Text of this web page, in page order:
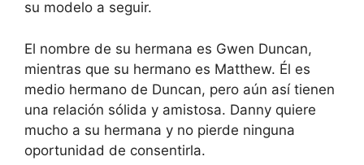
su modelo a seguir.
El nombre de su hermana es Gwen Duncan,
mientras que su hermano es Matthew. Él es
medio hermano de Duncan, pero aún así tienen
una relación sólida y amistosa. Danny quiere
mucho a su hermana y no pierde ninguna
oportunidad de consentirla.